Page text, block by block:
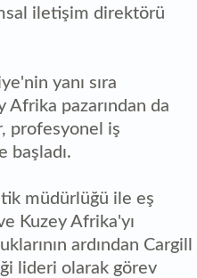
iletişim direktörü
yanı sıra
pazarından da
profesyonel iş
başladı.
müdürlüğü ile eş
Kuzey Afrika'yı
ardından Cargill
lideri olarak görev